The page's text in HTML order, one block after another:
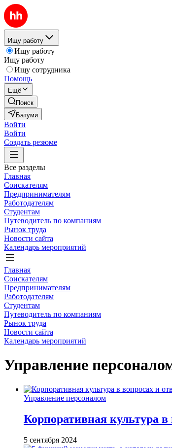
Ищу работу
Ищу работу
Ищу работу
Ищу сотрудника
Помощь
Ещё
Поиск
Батуми
Войти
Войти
Создать резюме
Все разделы
Главная
Соискателям
Предпринимателям
Работодателям
Студентам
Путеводитель по компаниям
Рынок труда
Новости сайта
Календарь мероприятий
Главная
Соискателям
Предпринимателям
Работодателям
Студентам
Путеводитель по компаниям
Рынок труда
Новости сайта
Календарь мероприятий
Управление
Управление персоналом
Корпоративная культура в
5 сентября 2024